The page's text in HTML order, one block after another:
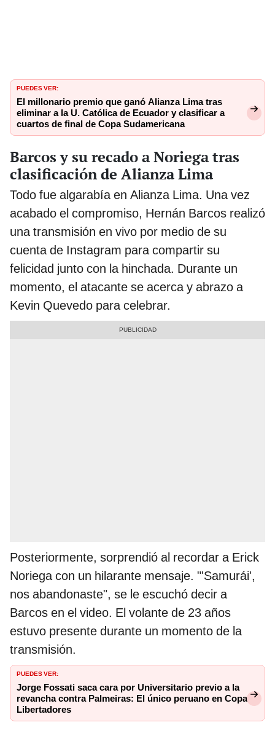
PUEDES VER:
El millonario premio que ganó Alianza Lima tras
eliminar a la U. Católica de Ecuador y clasificar a
cuartos de final de Copa Sudamericana
Barcos y su recado a Noriega tras
clasificación de Alianza Lima
Todo fue algarabía en Alianza Lima. Una vez
acabado el compromiso, Hernán Barcos realizó
una transmisión en vivo por medio de su
cuenta de Instagram para compartir su
felicidad junto con la hinchada. Durante un
momento, el atacante se acerca y abrazo a
Kevin Quevedo para celebrar.
Posteriormente, sorprendió al recordar a Erick
Noriega con un hilarante mensaje. "'Samurái',
nos abandonaste", se le escuchó decir a
Barcos en el video. El volante de 23 años
estuvo presente durante un momento de la
transmisión.
PUEDES VER:
Jorge Fossati saca cara por Universitario previo a la
revancha contra Palmeiras: El único peruano en Copa
Libertadores